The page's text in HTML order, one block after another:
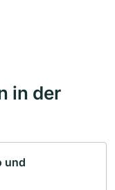
in der
und